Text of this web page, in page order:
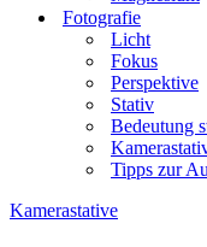
Fotografie
Licht
Fokus
Perspektive
Stativ
Bedeutung
Tipps zur
Kamerastative